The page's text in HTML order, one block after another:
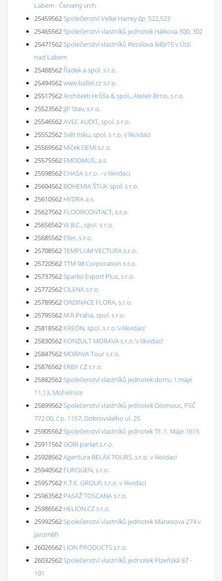
Labem - Červený vrch
25459562Společenství Velké Hamry čp. 522,523
25465562Společenství vlastníků jednotek Hálkova 300, 302
25471562Společenství vlastníků Resslova 840/15 v Ústí
nad Labem
25488562 Řádek a spol. s r.o.
25494562www.ballet.cz s.r.o.
25517562Architekti Hrůša & spol., Ateliér Brno, s.r.o.
25523562 JJP Stav, s.r.o.
25546562AVEC AUDIT, spol. s r.o.
25552562Svět tisku, spol. s r.o. v likvidaci
25569562 Míček DEMI s.r.o.
25575562 EMDOMUS, a.s.
25598562CHASA s.r.o. - v likvidaci
25604562 BOHEMIA ŠTUK spol. s r.o.
25610562 HYDRA a.s.
25627562 FLOORCONTACT, s.r.o.
25656562W.B.C., spol. s r.o.
25685562 Eller, s.r.o.
25708562TEMPLUM VECTURA s.r.o.
25720562TTM 98 Corporation s.r.o.
25737562Sparko Export Plus, s.r.o.
25772562CILENA s.r.o.
25789562ORDINACE FLORA, s.r.o.
25795562 M.R.Praha, spol. s r.o.
25818562 KREÓN, spol. s r.o.'v likvidaci'
25830562 KONZULT MORAVA s.r.o.'v likvidaci'
25847562 MORAVA Tour s.r.o.
25876562 ERBY CZ s.r.o.
25882562Společenství vlastníků jednotek domu 1.máje
11,13, Mohelnice
25899562Společenství vlastníků jednotek Olomouc, PSČ
772 00, č.p. 1157, Dobrovského ul. 25
25905562Společenství vlastníků jednotek Tř. 1. Máje 1615
25911562GOBI parket s.r.o.
25928562Agentura RELAX TOURS, s.r.o. v likvidaci
25940562 EUROGEN, s.r.o.
25957562 K.T.K. GROUP, s.r.o. v likvidaci
25963562 PASÁŽ TOSCANA s.r.o.
25986562 HELION.CZ s.r.o.
25992562Společenství vlastníků jednotek Mánesova 274 v
Jaroměři
26026562 LION PRODUCTS s.r.o.
26032562Společenství vlastníků jednotek Plzeňská 87 -
101